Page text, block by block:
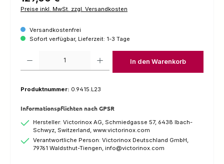
Preise inkl. MwSt. zzgl. Versandkosten
Versandkostenfrei
Sofort verfügbar, Lieferzeit: 1-3 Tage
In den Warenkorb
Produktnummer: 0.9415.L23
Informationspflichten nach GPSR
Hersteller: Victorinox AG, Schmiedgasse 57, 6438 Ibach-
Schwyz, Switzerland, www.victorinox.com
Verantwortliche Person: Victorinox Deutschland GmbH,
79761 Waldsthut-Tiengen, info@victorinox.com